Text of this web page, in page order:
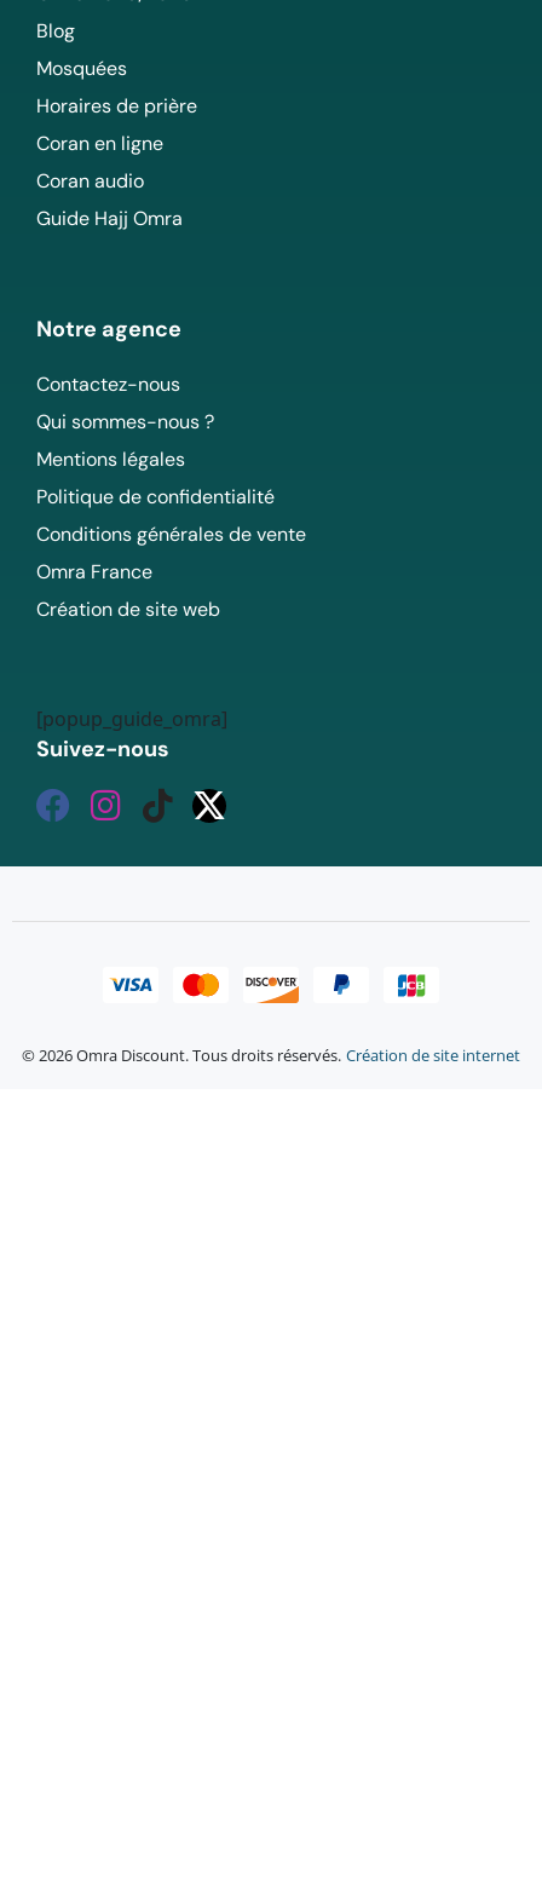
Blog
Mosquées
Horaires de prière
Coran en ligne
Coran audio
Guide Hajj Omra
Notre agence
Contactez-nous
Qui sommes-nous ?
Mentions légales
Politique de confidentialité
Conditions générales de vente
Omra France
Création de site web
[popup_guide_omra]
Suivez-nous
© 2026 Omra Discount. Tous droits réservés. Création de site internet